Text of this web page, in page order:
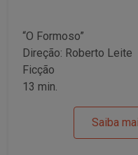
“O Formoso”
Direção: Roberto Leite
Ficção
13 min.
Saiba